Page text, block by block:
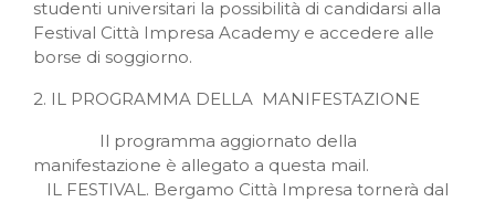
studenti universitari la possibilità di candidarsi alla
Festival Città Impresa Academy e accedere alle
borse di soggiorno.
2. IL PROGRAMMA DELLA MANIFESTAZIONE
Il programma aggiornato della
manifestazione è allegato a questa mail.
IL FESTIVAL. Bergamo Città Impresa tornerà dal